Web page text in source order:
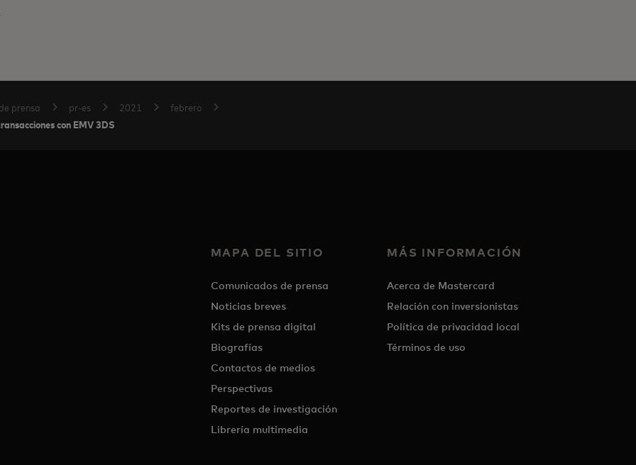
prensa pr-es 2021 febrero
con EMV 3DS
MAPA DEL SITIO
Comunicados de prensa
Noticias breves
Kits de prensa digital
Biografías
Contactos de medios
Perspectivas
Reportes de investigación
Librería multimedia
MÁS INFORMACIÓN
Acerca de Mastercard
Relación con inversionistas
Política de privacidad local
Términos de uso